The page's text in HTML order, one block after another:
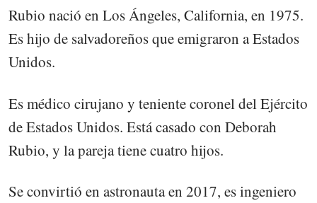
Rubio nació en Los Ángeles, California, en 1975.
Es hijo de salvadoreños que emigraron a Estados
Unidos.
Es médico cirujano y teniente coronel del Ejército
de Estados Unidos. Está casado con Deborah
Rubio, y la pareja tiene cuatro hijos.
Se convirtió en astronauta en 2017, es ingeniero